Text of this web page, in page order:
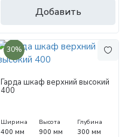
Добавить
30%
Гарда шкаф верхний высокий
400
Ширина
400 мм
Высота
900 мм
Глубина
300 мм